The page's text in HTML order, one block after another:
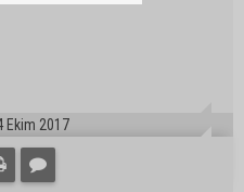
Ekim 2017